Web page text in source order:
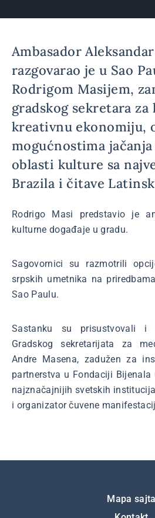
Ambasador
razgovarao je u Sao
Rodrigom Masijem,
gradskog sekretara
kreativnu ekonomiju,
mogućnostima
oblasti kulture sa
Brazila i čitave
Rodrigo Masi predstavio je
kulturne događaje u gradu.
Sagovornici su razmotrili
srpskih umetnika na
Sao Paulu.
Sastanku su prisustvovali i
Gradskog sekretarijata za
Andre Masena, zadužen za
partnerstva u Fondaciji Bijenala
najznačajnijih svetskih
i organizator čuvene
Mapa sajta